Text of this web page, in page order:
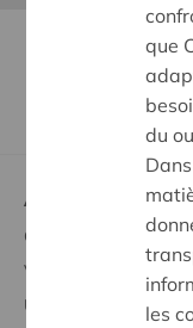
Deze
Alles, was Sie
Vorteile genießen
Unterstützung der
que
du
les